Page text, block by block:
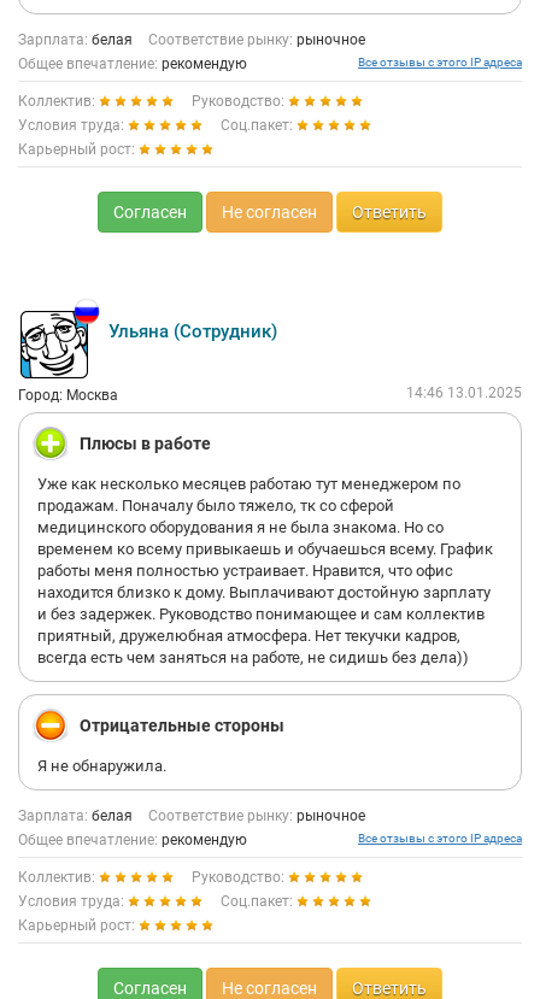
Зарплата: белая Соответствие рынку: рыночное
Общее впечатление: рекомендую Все отзывы с этого IP адреса
Коллектив:
Руководство:
Условия труда:
Соц.пакет:
Карьерный рост:
Согласен Не согласен Ответить
Ульяна (Сотрудник)
Город: Москва 14:46 13.01.2025
Плюсы в работе
Уже как несколько месяцев работаю тут менеджером по
продажам. Поначалу было тяжело, тк со сферой
медицинского оборудования я не была знакома. Но со
временем ко всему привыкаешь и обучаешься всему. График
работы меня полностью устраивает. Нравится, что офис
находится близко к дому. Выплачивают достойную зарплату
и без задержек. Руководство понимающее и сам коллектив
приятный, дружелюбная атмосфера. Нет текучки кадров,
всегда есть чем заняться на работе, не сидишь без дела))
Отрицательные стороны
Я не обнаружила.
Зарплата: белая Соответствие рынку: рыночное
Общее впечатление: рекомендую Все отзывы с этого IP адреса
Коллектив:
Руководство:
Условия труда:
Соц.пакет:
Карьерный рост:
Согласен Не согласен Ответить